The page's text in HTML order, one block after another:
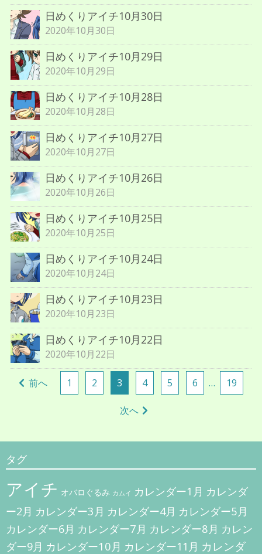
日めくりアイチ10月30日
2020年10月30日
日めくりアイチ10月29日
2020年10月29日
日めくりアイチ10月28日
2020年10月28日
日めくりアイチ10月27日
2020年10月27日
日めくりアイチ10月26日
2020年10月26日
日めくりアイチ10月25日
2020年10月25日
日めくりアイチ10月24日
2020年10月24日
日めくりアイチ10月23日
2020年10月23日
日めくりアイチ10月22日
2020年10月22日
投
ゲ
ー
シ
ョ
ン
前へ 1 2 3 4 5 6 … 19
次へ
タグ
アイチ オバロぐるみ カムイ カレンダー1月 カレンダ
ー2月 カレンダー3月 カレンダー4月 カレンダー5月
カレンダー6月 カレンダー7月 カレンダー8月 カレン
ダー9月 カレンダー10月 カレンダー11月 カレンダ